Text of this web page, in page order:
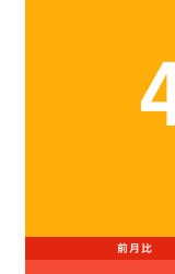
前月比